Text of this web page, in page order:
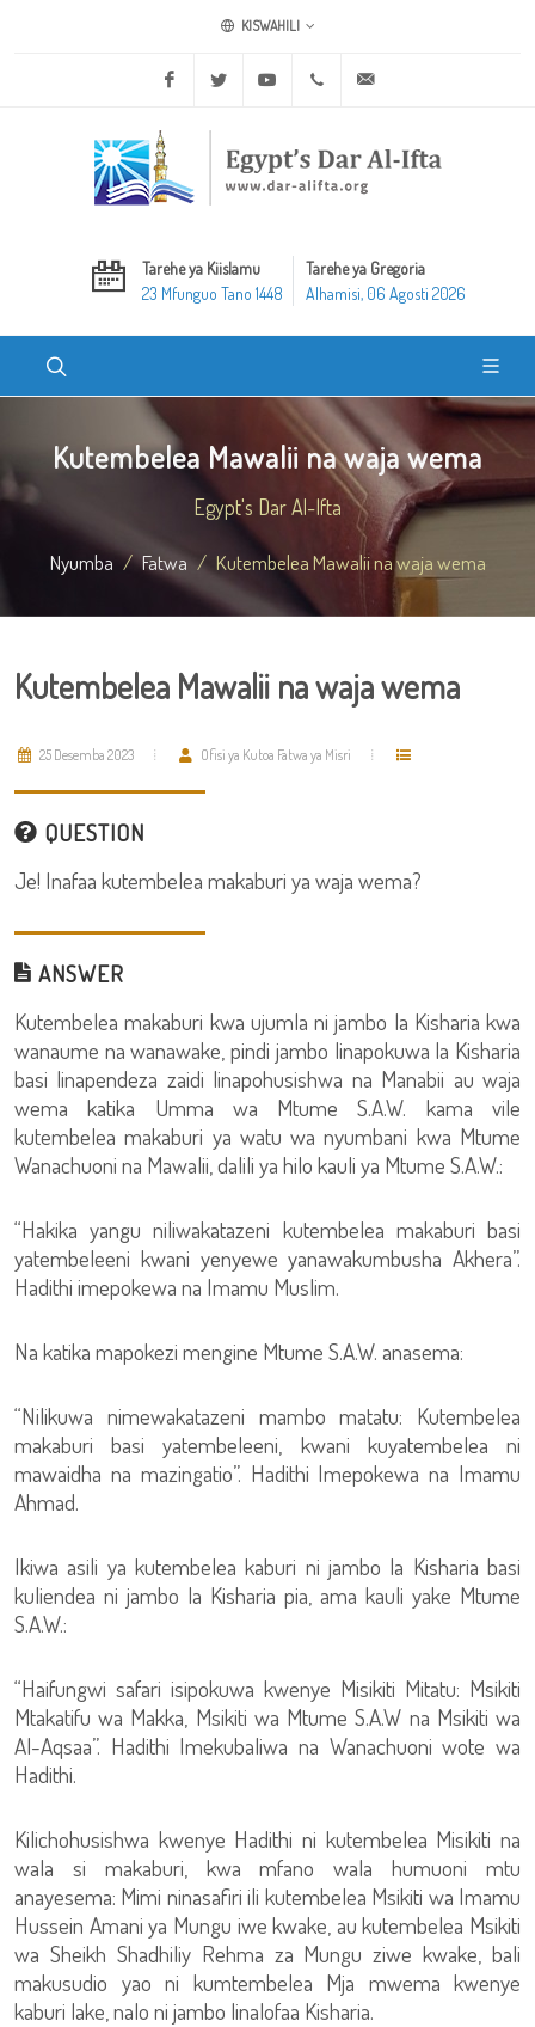
KISWAHILI
Facebook Twitter Youtube +20 2 25970400
Tarehe ya Kiislamu
23 Mfunguo Tano 1448
Tarehe ya Gregoria
Alhamisi, 06 Agosti 2026
Kutembelea Mawalii na waja wema
Egypt's Dar Al-Ifta
Nyumba Fatwa Kutembelea Mawalii na waja wema
Kutembelea Mawalii na waja wema
25 Desemba 2023 Ofisi ya Kutoa Fatwa ya Misri
QUESTION
Je! Inafaa kutembelea makaburi ya waja wema?
ANSWER
Kutembelea makaburi kwa ujumla ni jambo la Kisharia kwa
wanaume na wanawake, pindi jambo linapokuwa la Kisharia
basi linapendeza zaidi linapohusishwa na Manabii au waja
wema katika Umma wa Mtume S.A.W. kama vile
kutembelea makaburi ya watu wa nyumbani kwa Mtume
Wanachuoni na Mawalii, dalili ya hilo kauli ya Mtume S.A.W.:
“Hakika yangu niliwakatazeni kutembelea makaburi basi
yatembeleeni kwani yenyewe yanawakumbusha Akhera”.
Hadithi imepokewa na Imamu Muslim.
Na katika mapokezi mengine Mtume S.A.W. anasema:
“Nilikuwa nimewakatazeni mambo matatu: Kutembelea
makaburi basi yatembeleeni, kwani kuyatembelea ni
mawaidha na mazingatio”. Hadithi Imepokewa na Imamu
Ahmad.
Ikiwa asili ya kutembelea kaburi ni jambo la Kisharia basi
kuliendea ni jambo la Kisharia pia, ama kauli yake Mtume
S.A.W.:
“Haifungwi safari isipokuwa kwenye Misikiti Mitatu: Msikiti
Mtakatifu wa Makka, Msikiti wa Mtume S.A.W na Msikiti wa
Al-Aqsaa”. Hadithi Imekubaliwa na Wanachuoni wote wa
Hadithi.
Kilichohusishwa kwenye Hadithi ni kutembelea Misikiti na
wala si makaburi, kwa mfano wala humuoni mtu
anayesema: Mimi ninasafiri ili kutembelea Msikiti wa Imamu
Hussein Amani ya Mungu iwe kwake, au kutembelea Msikiti
wa Sheikh Shadhiliy Rehma za Mungu ziwe kwake, bali
makusudio yao ni kumtembelea Mja mwema kwenye
kaburi lake, nalo ni jambo linalofaa Kisharia.